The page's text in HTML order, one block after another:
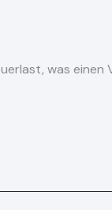
was einen